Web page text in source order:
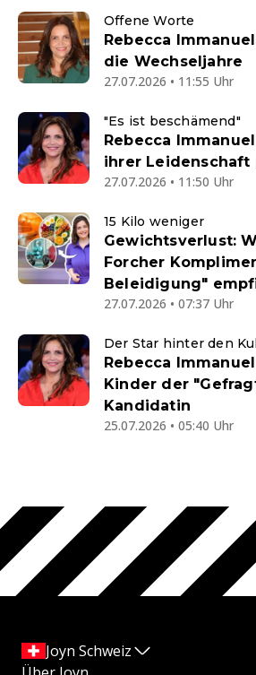
Offene Worte
Rebecca
die Wechseljahre
27.07.2026 • 11:55 Uhr
"Es ist beschämend"
Rebecca
ihrer Leidenschaft
27.07.2026 • 11:50 Uhr
15 Kilo weniger
Gewichtsverlust:
Forcher
Beleidigung"
27.07.2026 • 07:37 Uhr
Der Star hinter den
Rebecca
Kinder der
Kandidatin
25.07.2026 • 05:40 Uhr
Joyn Schweiz